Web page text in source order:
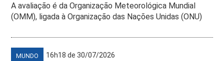
A avaliação é da Organização Meteorológica Mundial
(OMM), ligada à Organização das Nações Unidas (ONU)
MUNDO 16h18 de 30/07/2026